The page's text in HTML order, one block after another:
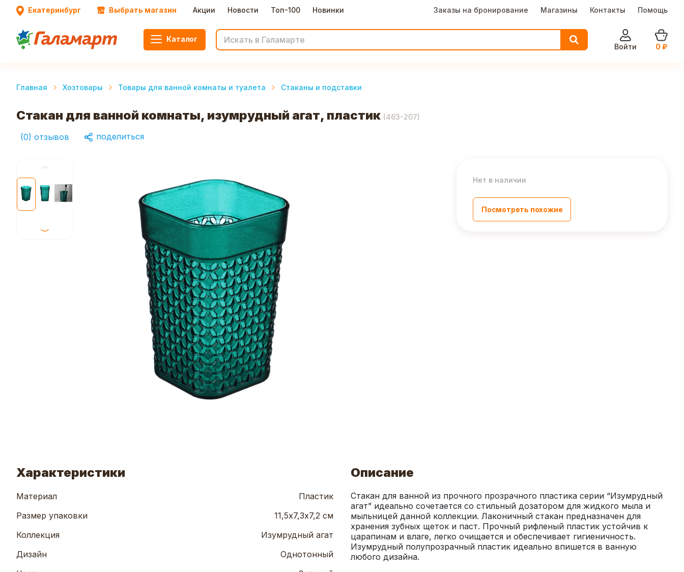
Екатеринбург Выбрать магазин Акции Новости Топ-100 Новинки Заказы на бронирование Магазины Контакты Помощь
Каталог
Войти
0 ₽
Главная Хозтовары Товары для ванной комнаты и туалета Стаканы и подставки
Стакан для ванной комнаты, изумрудный агат, пластик (463-207)
(0) отзывов поделиться
Нет в наличии
Посмотреть похожие
Характеристики
Материал
Пластик
Размер упаковки
11,5х7,3х7,2 см
Коллекция
Изумрудный агат
Дизайн
Однотонный
Описание
Стакан для ванной из прочного прозрачного пластика серии “Изумрудный
агат” идеально сочетается со стильный дозатором для жидкого мыла и
мыльницей данной коллекции. Лаконичный стакан предназначен для
хранения зубных щеток и паст. Прочный рифленый пластик устойчив к
царапинам и влаге, легко очищается и обеспечивает гигиеничность.
Изумрудный полупрозрачный пластик идеально впишется в ванную
любого дизайна.